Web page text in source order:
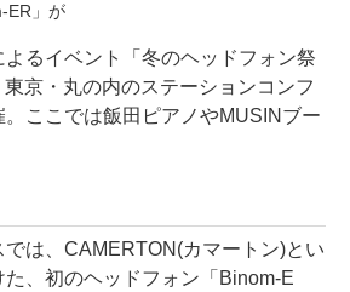
ER」が
るイベント「冬のヘッドフォン祭
京・丸の内のステーションコンフ
。ここでは飯田ピアノやMUSINブー
は、CAMERTON(カマートン)とい
た、初のヘッドフォン「Binom-E